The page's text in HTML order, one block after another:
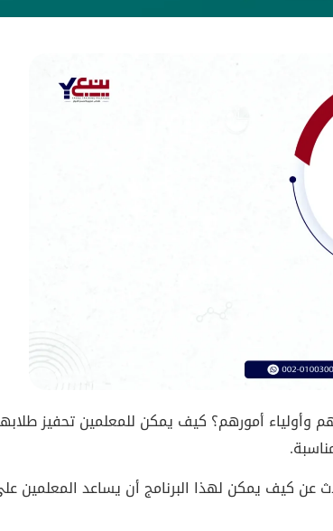
وأولياء أمورهم؟ كيف يمكن للمعلمين تحفيز
كيف يمكن لهذا البرنامج أن يساعد المعلمين